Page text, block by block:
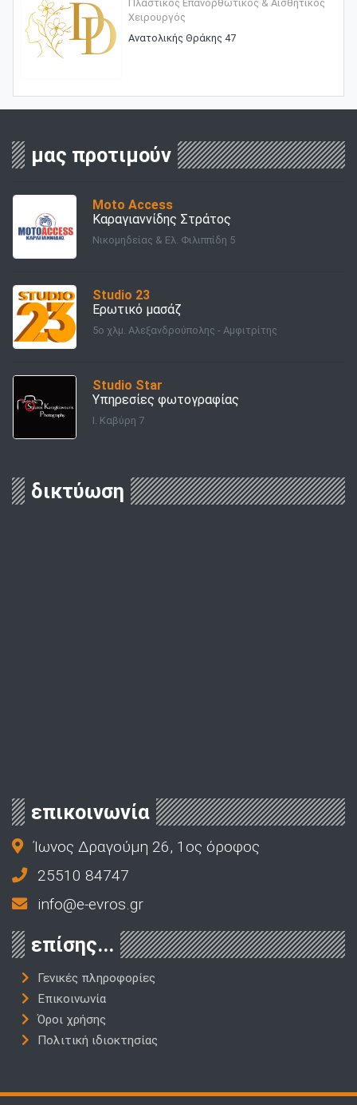
Πλαστικός Επανορθωτικός & Αισθητικός
Χειρουργός
Ανατολικής Θράκης 47
μας προτιμούν
Moto Access
Καραγιαννίδης Στράτος
Νικομηδείας & Ελ. Φιλιππίδη 5
Studio 23
Ερωτικό μασάζ
5ο χλμ. Αλεξανδρούπολης - Αμφιτρίτης
Studio Star
Υπηρεσίες φωτογραφίας
Ι. Καβύρη 7
δικτύωση
επικοινωνία
Ίωνος Δραγούμη 26, 1ος όροφος
25510 84747
info@e-evros.gr
επίσης...
Γενικές πληροφορίες
Επικοινωνία
Όροι χρήσης
Πολιτική ιδιοκτησίας